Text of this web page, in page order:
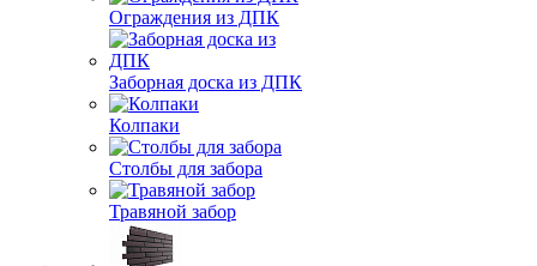
Ограждения из ДПК
Заборная доска из ДПК
Колпаки
Столбы для забора
Травяной забор